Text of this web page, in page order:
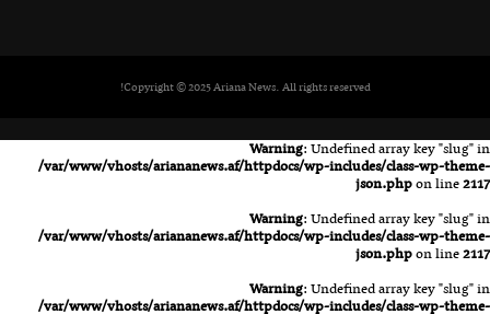
Copyright © 2025 Ariana News. All rights reserved!
Warning: Undefined array key "slug" in
/var/www/vhosts/ariananews.af/httpdocs/wp-includes/class-wp-theme-
json.phpon line2117
Warning: Undefined array key "slug" in
/var/www/vhosts/ariananews.af/httpdocs/wp-includes/class-wp-theme-
json.phpon line2117
Warning: Undefined array key "slug" in
/var/www/vhosts/ariananews.af/httpdocs/wp-includes/class-wp-theme-